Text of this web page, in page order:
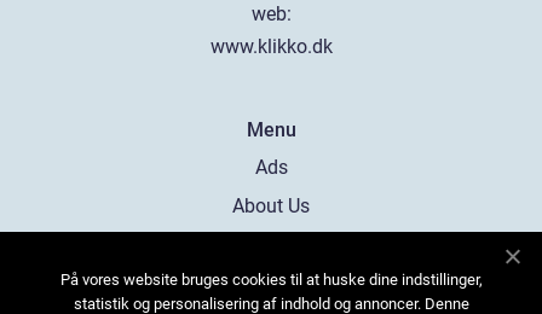
web:
www.klikko.dk
Menu
Ads
About Us
Contact
På vores website bruges cookies til at huske dine indstillinger,
statistik og personalisering af indhold og annoncer. Denne